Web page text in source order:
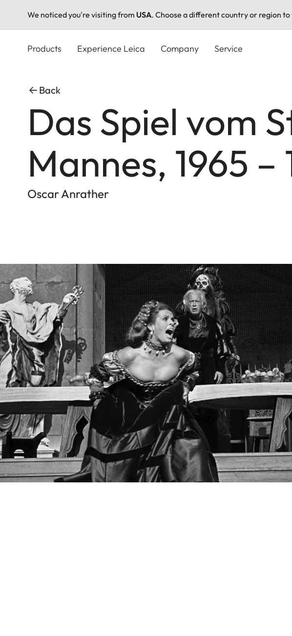
We noticed you're visiting from USA. Choose a different country or region
Products Experience Leica Company Service
Back
Das Spiel vom
Mannes, 1965 –
Oscar Anrather